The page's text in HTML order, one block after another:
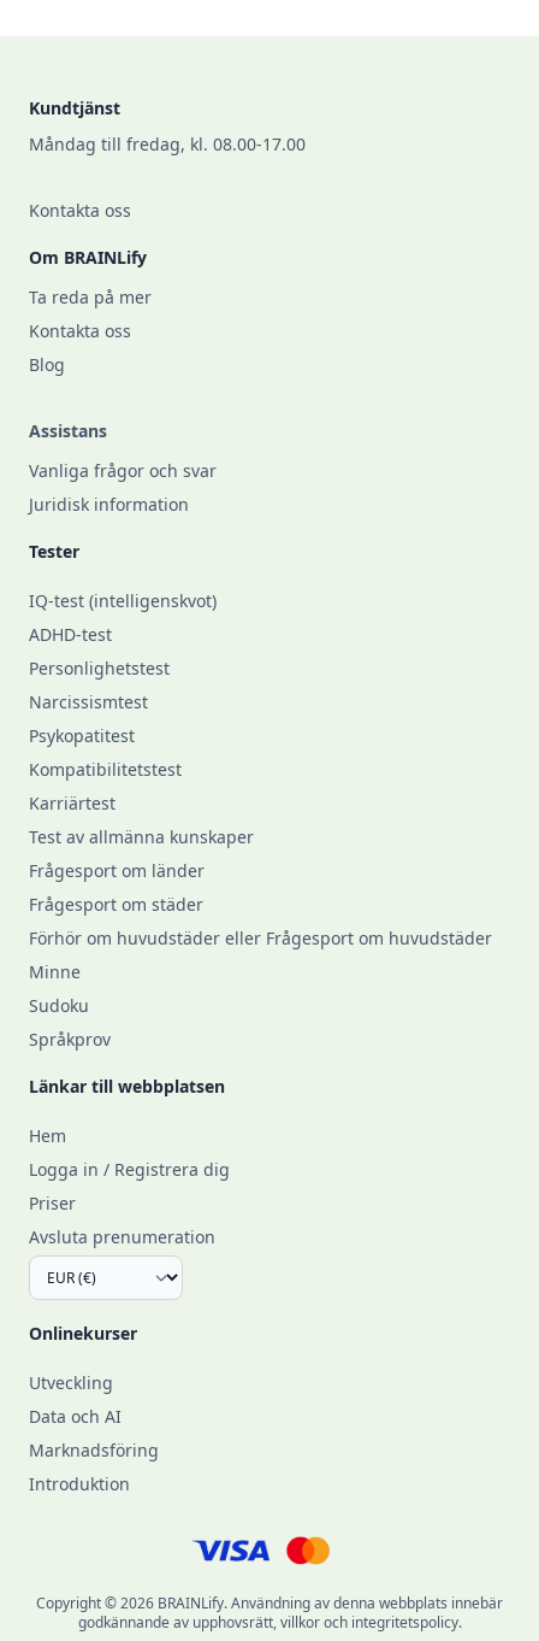
Kundtjänst
Måndag till fredag, kl. 08.00-17.00
Kontakta oss
Om BRAINLify
Ta reda på mer
Kontakta oss
Blog
Assistans
Vanliga frågor och svar
Juridisk information
Tester
IQ-test (intelligenskvot)
ADHD-test
Personlighetstest
Narcissismtest
Psykopatitest
Kompatibilitetstest
Karriärtest
Test av allmänna kunskaper
Frågesport om länder
Frågesport om städer
Förhör om huvudstäder eller Frågesport om huvudstäder
Minne
Sudoku
Språkprov
Länkar till webbplatsen
Hem
Logga in / Registrera dig
Priser
Avsluta prenumeration
Onlinekurser
Utveckling
Data och AI
Marknadsföring
Introduktion
Copyright © 2026 BRAINLify. Användning av denna webbplats innebär
godkännande av upphovsrätt, villkor och integritetspolicy.